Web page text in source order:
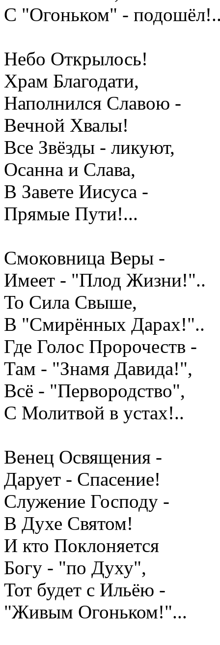
С "Огоньком" -
Небо Открылось!
Храм Благодати,
Наполнился Славою -
Вечной Хвалы!
Все Звёзды - ликуют,
Осанна и Слава,
В Завете Иисуса -
Прямые Пути!...
Смоковница Веры -
Имеет - "Плод Жизни!"..
То Сила Свыше,
В "Смирённых Дарах!"..
Где Голос Пророчеств -
Там - "Знамя Давида!",
Всё - "Первородство",
С Молитвой в устах!..
Венец Освящения -
Дарует - Спасение!
Служение Господу -
В Духе Святом!
И кто Поклоняется
Богу - "по Духу",
Тот будет с Ильёю -
"Живым Огоньком!"...